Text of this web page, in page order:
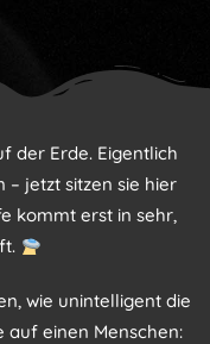
der Erde. Eigentlich
– jetzt sitzen sie hier
kommt erst in sehr,
wie unintelligent die
auf einen Menschen: